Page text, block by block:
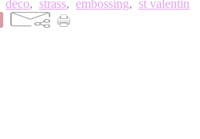
déco, strass, embossing, st valentin